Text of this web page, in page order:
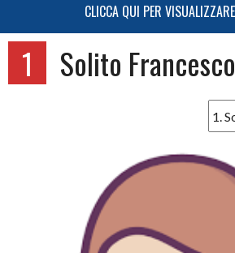
1 Solito Francesco